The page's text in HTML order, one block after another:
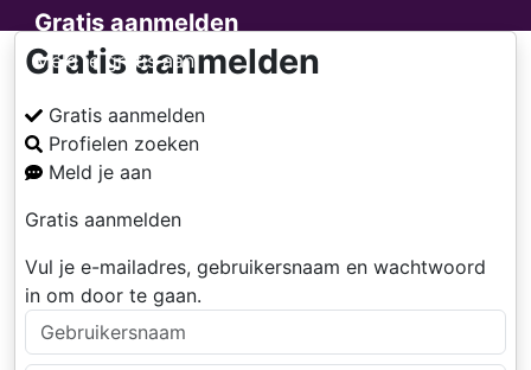
Gratis aanmelden
Meld je gratis aan
Gratis aanmelden
Gratis aanmelden
Profielen zoeken
Meld je aan
Gratis aanmelden
Vul je e-mailadres, gebruikersnaam en wachtwoord
in om door te gaan.